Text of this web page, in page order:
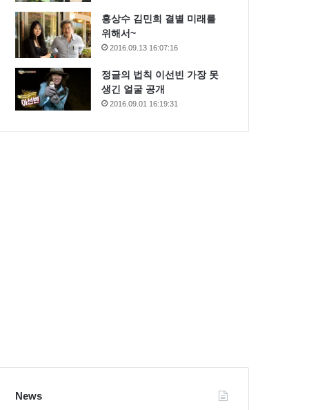
홍상수 김민희 결별 미래를
위해서~
2016.09.13 16:07:16
정글의 법칙 이선빈 가장 못
생긴 얼굴 공개
2016.09.01 16:19:31
News